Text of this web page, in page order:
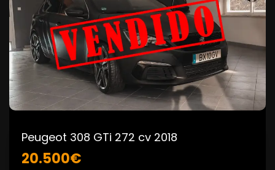
Peugeot 308 GTi 272 cv 2018
20.500€